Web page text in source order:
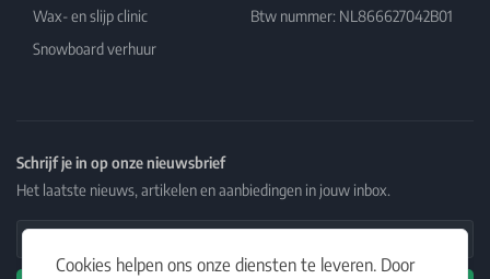
Cookies helpen ons onze diensten te leveren. Door
Wax- en slijp clinic
Snowboard verhuur
Btw nummer: NL866627042B01
Schrijf je in op onze nieuwsbrief
Het laatste nieuws, artikelen en aanbiedingen in jouw inbox.
Email Address